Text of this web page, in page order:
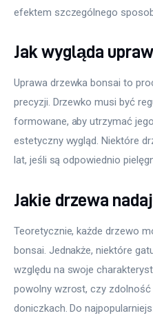
efektem szczególnego
Jak wygląda
Uprawa drzewka bonsai to
precyzji. Drzewko musi być
formowane, aby utrzymać
estetyczny wygląd. Niektóre
lat, jeśli są odpowiednio
Jakie drzewa
Teoretycznie, każde drzewo
bonsai. Jednakże, niektóre
względu na swoje
powolny wzrost, czy zdolność
doniczkach. Do